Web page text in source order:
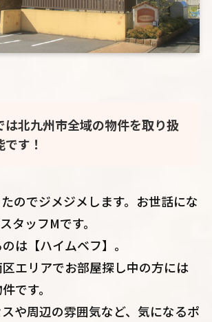
は北九州市全域の物件を取り扱
す！
のでジメジメします。お世話にな
タッフMです。
は【ハイムベフ】。
エリアでお部屋探し中の方には
です。
や周辺の雰囲気など、気になるポ